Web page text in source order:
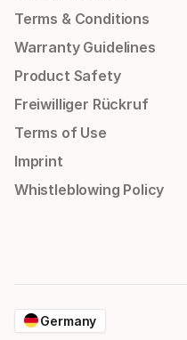
Terms & Conditions
Warranty Guidelines
Product Safety
Freiwilliger Rückruf
Terms of Use
Imprint
Whistleblowing Policy
Germany